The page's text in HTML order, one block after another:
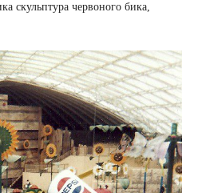
скульптура червоного бика,